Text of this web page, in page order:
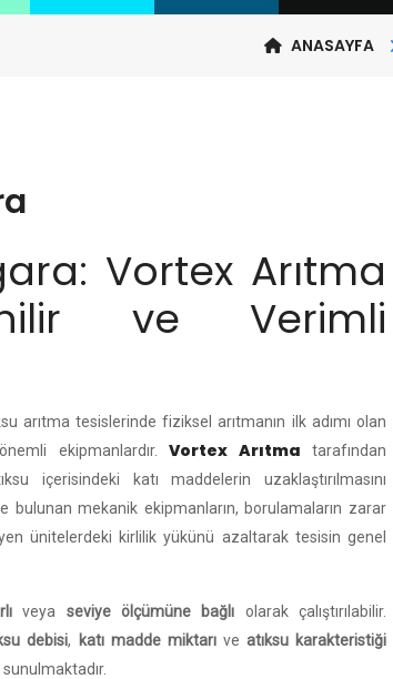
ANASAYFA
Vortex Arıtma
ve Verimli
arıtma tesislerinde fiziksel arıtmanın ilk adımı olan
ekipmanlardır. Vortex Arıtma tarafından
içerisindeki katı maddelerin uzaklaştırılmasını
bulunan mekanik ekipmanların, borulamaların zarar
ünitelerdeki kirlilik yükünü azaltarak tesisin genel
veya seviye ölçümüne bağlı olarak çalıştırılabilir.
debisi, katı madde miktarıve atıksu karakteristiği